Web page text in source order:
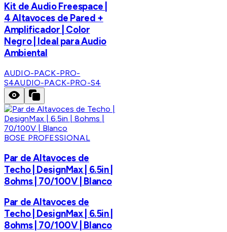
Kit de Audio Freespace |
4 Altavoces de Pared +
Amplificador | Color
Negro | Ideal para Audio
Ambiental
AUDIO-PACK-PRO-
S4AUDIO-PACK-PRO-S4
BOSE PROFESSIONAL
Par de Altavoces de
Techo | DesignMax | 6.5in |
8ohms | 70/100V | Blanco
Par de Altavoces de
Techo | DesignMax | 6.5in |
8ohms | 70/100V | Blanco